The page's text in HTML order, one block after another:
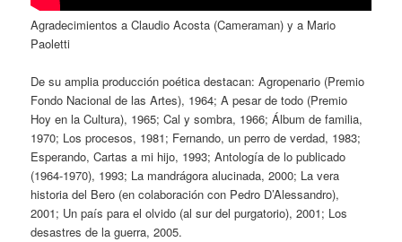
Agradecimientos a Claudio Acosta (Cameraman) y a Mario
Paoletti
De su amplia producción poética destacan: Agropenario (Premio
Fondo Nacional de las Artes), 1964; A pesar de todo (Premio
Hoy en la Cultura), 1965; Cal y sombra, 1966; Álbum de familia,
1970; Los procesos, 1981; Fernando, un perro de verdad, 1983;
Esperando, Cartas a mi hijo, 1993; Antología de lo publicado
(1964-1970), 1993; La mandrágora alucinada, 2000; La vera
historia del Bero (en colaboración con Pedro D’Alessandro),
2001; Un país para el olvido (al sur del purgatorio), 2001; Los
desastres de la guerra, 2005.